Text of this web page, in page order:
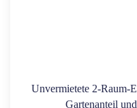
Unvermietete 2-Raum-
Gartenanteil